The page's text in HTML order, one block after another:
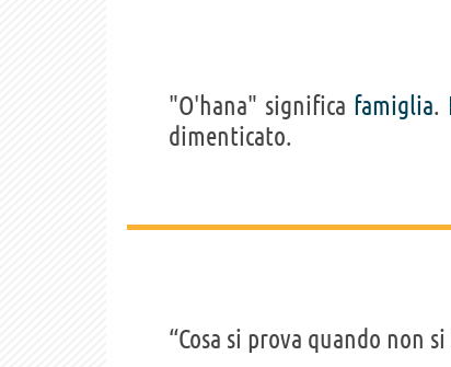
"O'hana" significa famiglia.
dimenticato.
“Cosa si prova quando non